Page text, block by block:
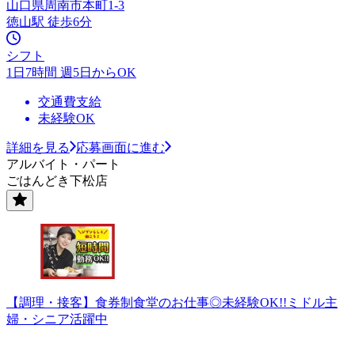
山口県周南市本町1-3
徳山駅 徒歩6分
シフト
1日7時間 週5日からOK
交通費支給
未経験OK
詳細を見る
応募画面に進む
アルバイト・パート
ごはんどき下松店
【調理・接客】食券制食堂のお仕事◎未経験OK!!ミドル主
婦・シニア活躍中